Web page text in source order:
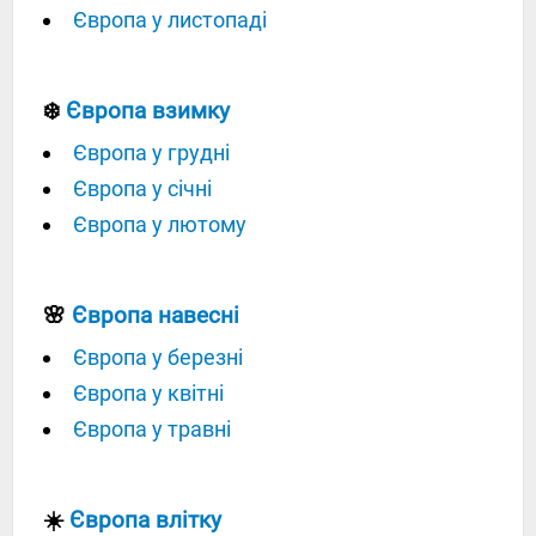
Європа у листопаді
❄️ Європа взимку
Європа у грудні
Європа у січні
Європа у лютому
🌸 Європа навесні
Європа у березні
Європа у квітні
Європа у травні
☀️ Європа влітку